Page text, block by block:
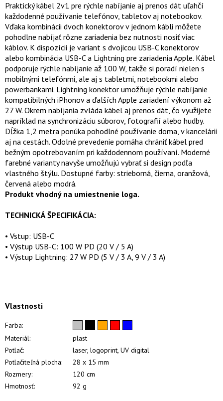
Praktický kábel 2v1 pre rýchle nabíjanie aj prenos dát uľahčí
každodenné používanie telefónov, tabletov aj notebookov.
Vďaka kombinácii dvoch konektorov v jednom kábli môžete
pohodlne nabíjať rôzne zariadenia bez nutnosti nosiť viac
káblov. K dispozícii je variant s dvojicou USB-C konektorov
alebo kombinácia USB-C a Lightning pre zariadenia Apple. Kábel
podporuje rýchle nabíjanie až 100 W, takže si poradí nielen s
mobilnými telefónmi, ale aj s tabletmi, notebookmi alebo
powerbankami. Lightning konektor umožňuje rýchle nabíjanie
kompatibilných iPhonov a ďalších Apple zariadení výkonom až
27 W. Okrem nabíjania zvláda kábel aj prenos dát, čo využijete
napríklad na synchronizáciu súborov, fotografií alebo hudby.
Dĺžka 1,2 metra ponúka pohodlné používanie doma, v kancelárii
aj na cestách. Odolné prevedenie pomáha chrániť kábel pred
bežným opotrebovaním pri každodennom používaní. Moderné
farebné varianty navyše umožňujú vybrať si design podľa
vlastného štýlu. Dostupné farby: strieborná, čierna, oranžová,
červená alebo modrá.
Produkt vhodný na umiestnenie loga.
TECHNICKÁ ŠPECIFIKÁCIA:
• Vstup: USB-C
• Výstup USB-C: 100 W PD (20 V / 5 A)
• Výstup Lightning: 27 W PD (5 V / 3 A, 9 V / 3 A)
Vlastnosti
Farba:
Materiál:
plast
Potlač:
laser, logoprint, UV digital
Potlačiteľná plocha:
28 x 15 mm
Rozmery:
120 cm
Hmotnosť:
92 g